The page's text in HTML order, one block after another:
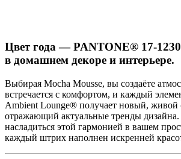
Цвет года — PANTONE® 17-
в домашнем декоре и интерьере.
Выбирая Mocha Mousse, вы создаёте
встречается с комфортом, и каждый
Ambient Lounge® получает новый, живой
отражающий актуальные тренды дизайна.
насладиться этой гармонией в вашем
каждый штрих наполнен искренней